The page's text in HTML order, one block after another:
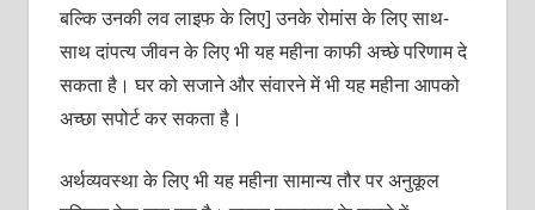
बल्कि उनकी लव लाइफ के लिए] उनके रोमांस के लिए साथ-
साथ दांपत्य जीवन के लिए भी यह महीना काफी अच्छे परिणाम दे
सकता है। घर को सजाने और संवारने में भी यह महीना आपको
अच्छा सपोर्ट कर सकता है।
अर्थव्यवस्था के लिए भी यह महीना सामान्य तौर पर अनुकूल